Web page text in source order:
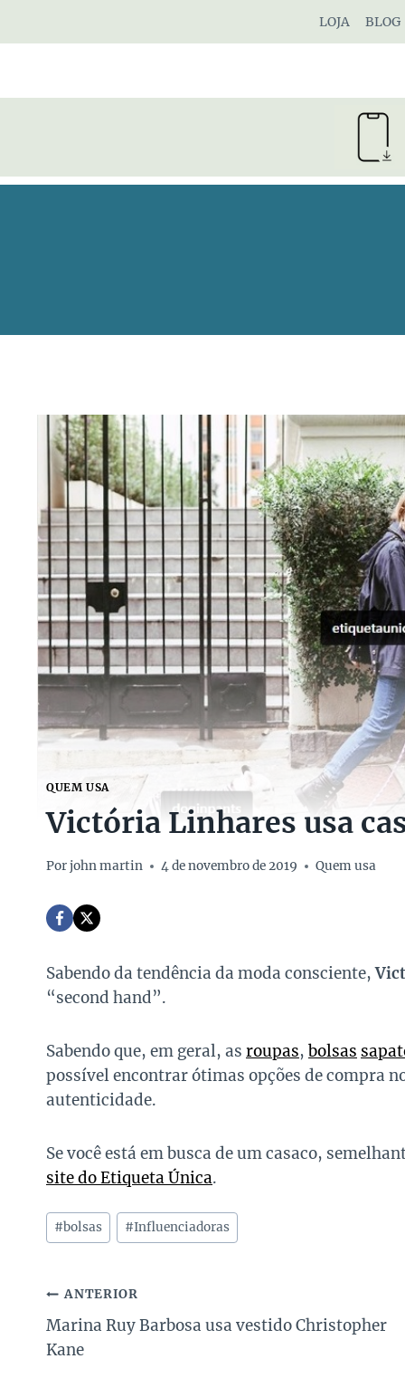
LOJA BLOG
QUEM USA
Victória Linhares usa
Porjohn martin 4 de novembro de 2019 Quem usa
Sabendo da tendência da moda consciente,
“second hand”.
Sabendo que, em geral, as roupas, bolsas
possível encontrar ótimas opções de compra
autenticidade.
Se você está em busca de um casaco,
site do Etiqueta Única.
Tags
do
#bolsas #Influenciadoras
Navegação
de
ANTERIOR
Marina Ruy Barbosa usa vestido Christopher
Kane